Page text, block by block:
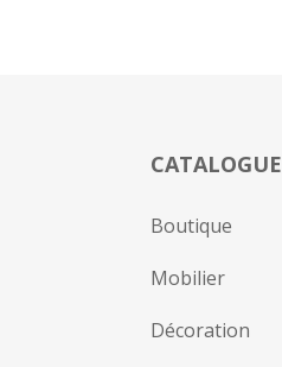
CATALOGUE
Décoration
Mobilier
Boutique